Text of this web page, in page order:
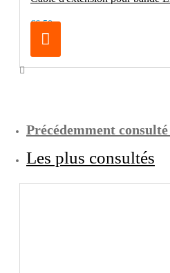
€6.50
Précédemment
Les plus consultés